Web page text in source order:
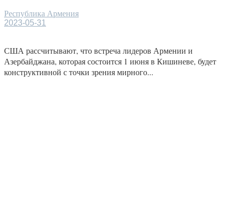
Республика Армения
2023-05-31
США рассчитывают, что встреча лидеров Армении и
Азербайджана, которая состоится 1 июня в Кишиневе, будет
конструктивной с точки зрения мирного...